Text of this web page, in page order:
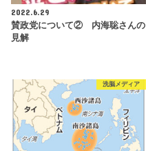
2022.6.29
賛政党について② 内海聡さんの
見解
洗脳メディア